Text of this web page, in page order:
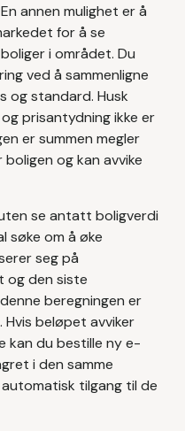
annen mulighet er å
for å se
i området. Du
ved å sammenligne
og standard. Husk
prisantydning ikke er
er summen megler
og kan avvike
se antatt boligverdi
søke om å øke
seg på
og den siste
beregningen er
. Hvis beløpet avviker
kan du bestille ny e-
i den samme
tilgang til de